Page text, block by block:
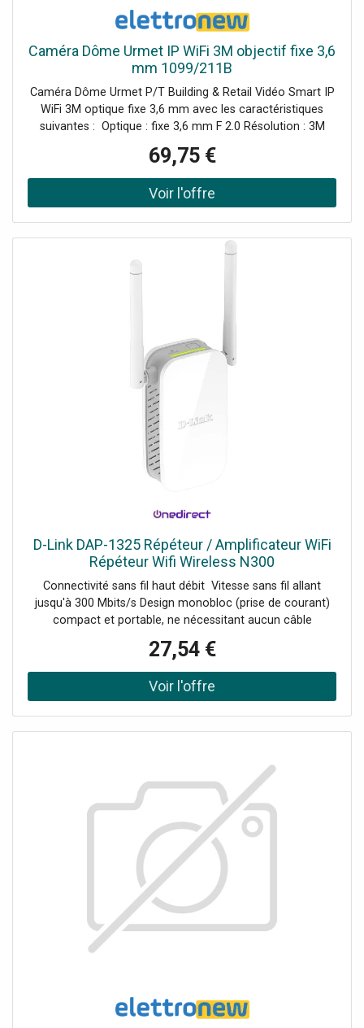
Caméra Dôme Urmet IP WiFi 3M objectif fixe 3,6
mm 1099/211B
Caméra Dôme Urmet P/T Building & Retail Vidéo Smart IP
WiFi 3M optique fixe 3,6 mm avec les caractéristiques
suivantes : Optique : fixe 3,6 mm F 2.0 Résolution : 3M
mètres) Antenne WiFi : externe Audio : microphone et
haut-parleur intégrés Emplacement pour carte Micro-SD
(mémoire non incluse) OUI, Maximum 128 GB Utilisation :
Intérieur
69,75 €
D-Link DAP-1325 Répéteur / Amplificateur WiFi
Répéteur Wifi Wireless N300
Connectivité sans fil haut débit Vitesse sans fil allant
jusqu'à 300 Mbits/s Design monobloc (prise de courant)
compact et portable, ne nécessitant aucun câble
configuration intégré et application QRS pour mobiles
Deux antennes externes Voyant LED : indicateur de force
du signal Wifi à 3 segments Demander un audit de
connectivité !
27,54 €